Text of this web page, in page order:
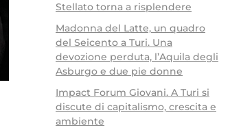
Stellato torna a risplendere
Madonna del Latte, un quadro
del Seicento a Turi. Una
devozione perduta, l’Aquila degli
Asburgo e due pie donne
Impact Forum Giovani. A Turi si
discute di capitalismo, crescita e
ambiente